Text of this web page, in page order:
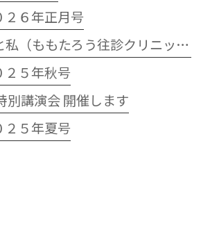
２６年正月号
川島孝一郎先生と私（ももたろう往診クリニック開院15周年記念特別講演会）
２５年秋号
別講演会 開催します
２５年夏号